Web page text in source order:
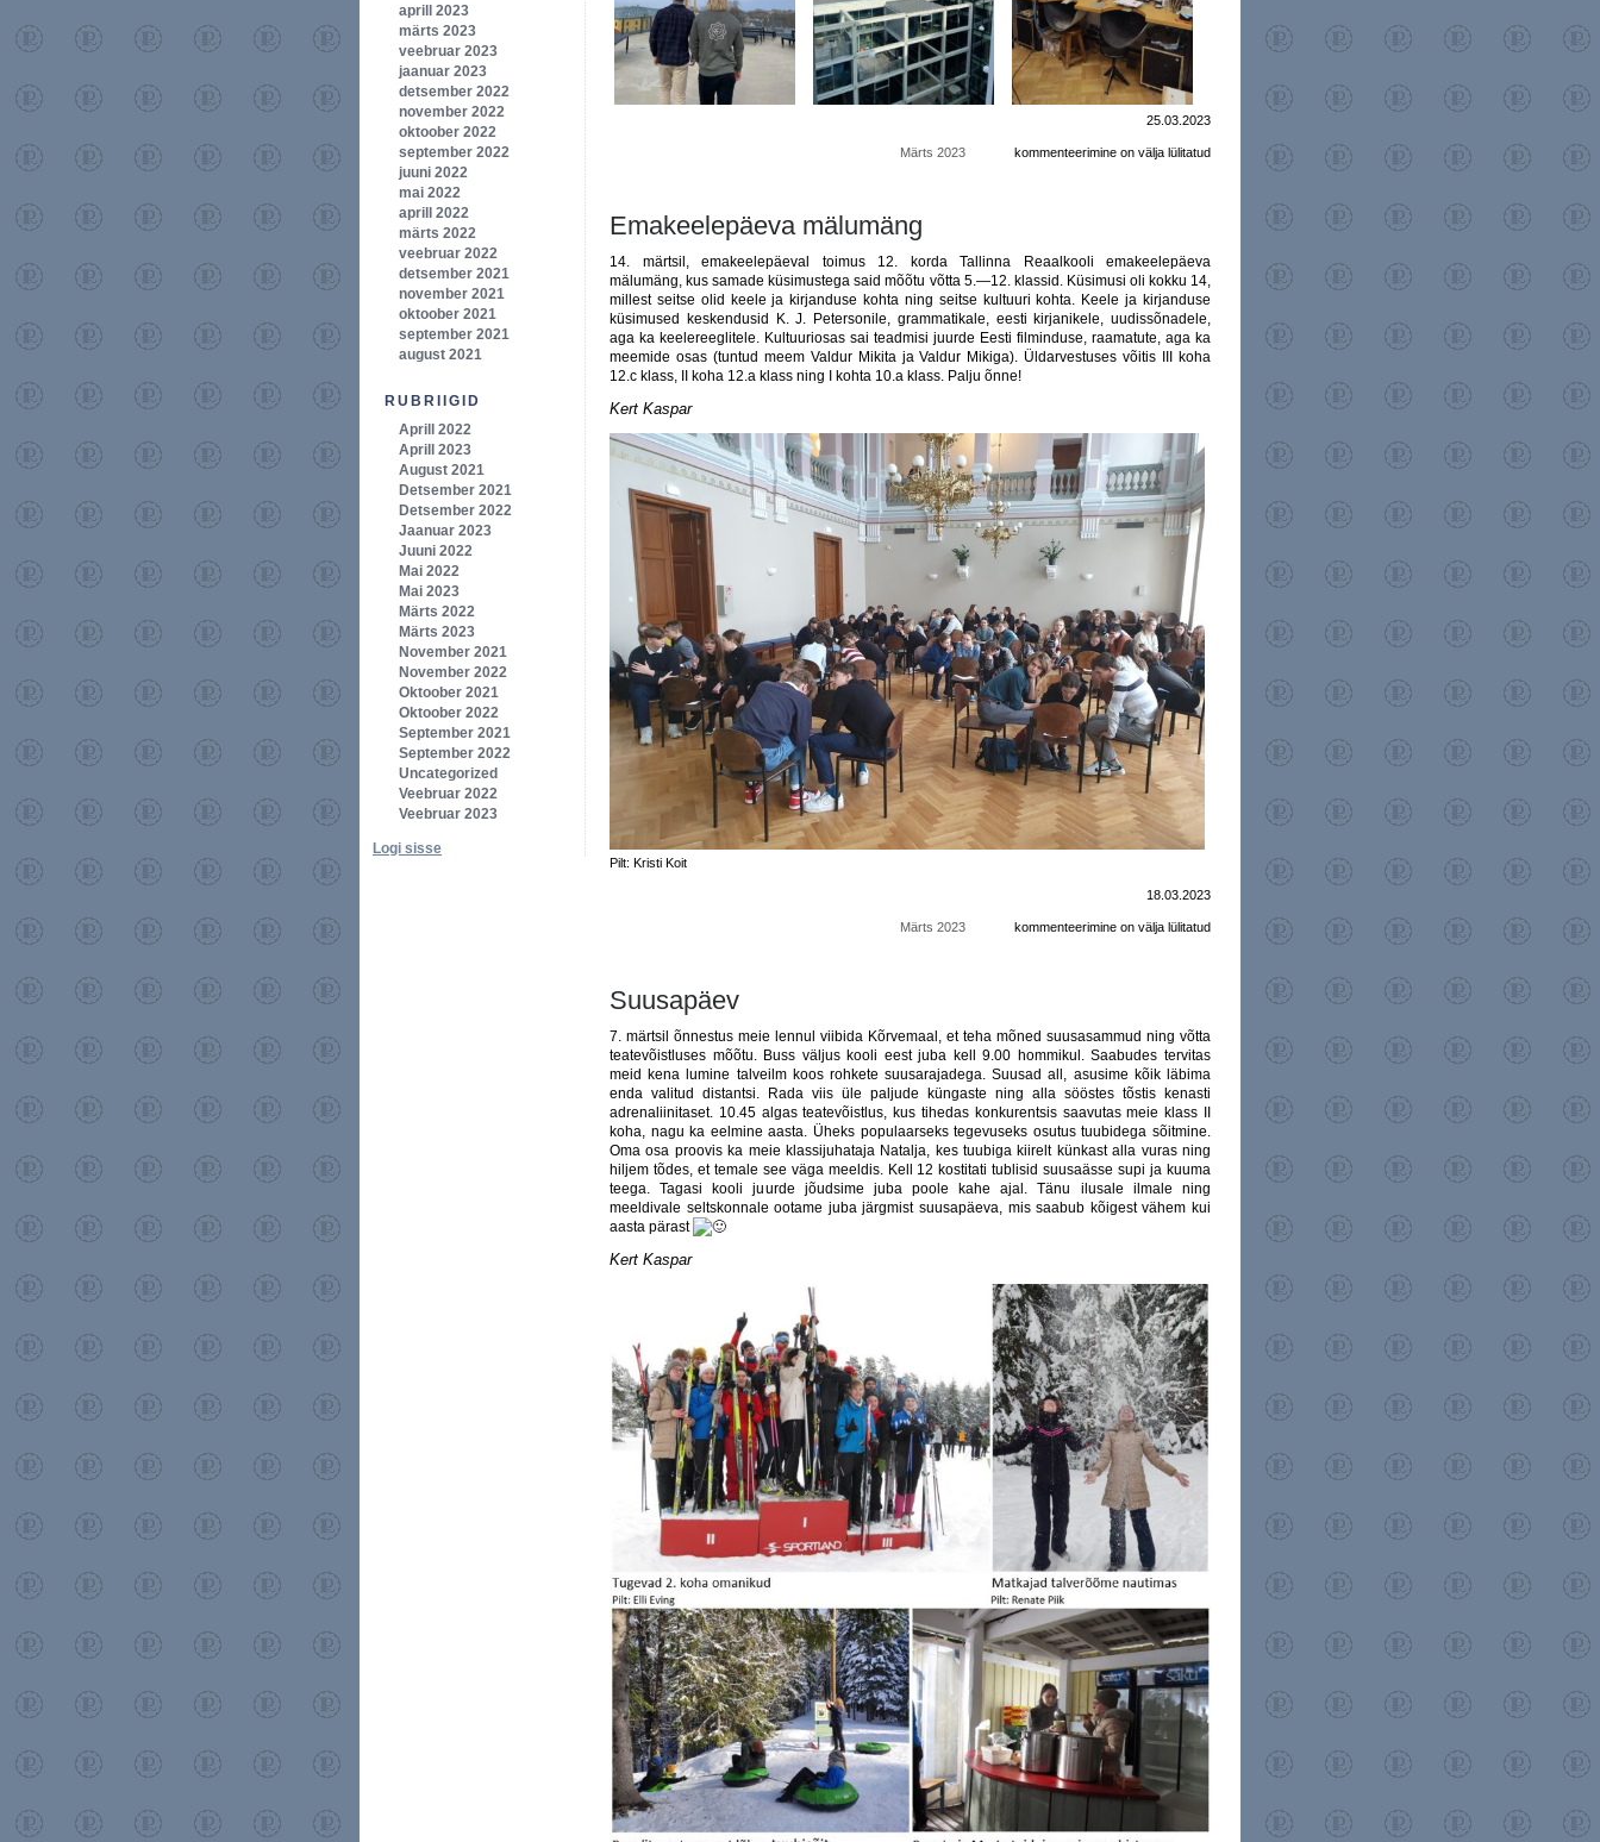
25.03.2023
Märts 2023
Külaskäik
kommenteerimine on välja lülitatud
Emakeelepäeva mälumäng
14. märtsil, emakeelepäeval toimus 12. korda Tallinna Reaalkooli emakeelepäeva
mälumäng, kus samade küsimustega said mõõtu võtta 5.—12. klassid. Küsimusi oli kokku 14,
millest seitse olid keele ja kirjanduse kohta ning seitse kultuuri kohta. Keele ja kirjanduse
küsimused keskendusid K. J. Petersonile, grammatikale, eesti kirjanikele, uudissõnadele,
aga ka keelereeglitele. Kultuuriosas sai teadmisi juurde Eesti filminduse, raamatute, aga ka
meemide osas (tuntud meem Valdur Mikita ja Valdur Mikiga). Üldarvestuses võitis III koha
12.c klass, II koha 12.a klass ning I kohta 10.a klass. Palju õnne!
Kert Kaspar
Pilt: Kristi Koit
18.03.2023
Märts 2023
Emakeelepäeva
kommenteerimine on välja lülitatud
Suusapäev
7. märtsil õnnestus meie lennul viibida Kõrvemaal, et teha mõned suusasammud ning võtta
teatevõistluses mõõtu. Buss väljus kooli eest juba kell 9.00 hommikul. Saabudes tervitas
meid kena lumine talveilm koos rohkete suusarajadega. Suusad all, asusime kõik läbima
enda valitud distantsi. Rada viis üle paljude küngaste ning alla sööstes tõstis kenasti
adrenaliinitaset. 10.45 algas teatevõistlus, kus tihedas konkurentsis saavutas meie klass II
koha, nagu ka eelmine aasta. Üheks populaarseks tegevuseks osutus tuubidega sõitmine.
Oma osa proovis ka meie klassijuhataja Natalja, kes tuubiga kiirelt künkast alla vuras ning
hiljem tõdes, et temale see väga meeldis. Kell 12 kostitati tublisid suusaässe supi ja kuuma
teega. Tagasi kooli juurde jõudsime juba poole kahe ajal. Tänu ilusale ilmale ning
meeldivale seltskonnale ootame juba järgmist suusapäeva, mis saabub kõigest vähem kui
aasta pärast
Kert Kaspar
aprill 2023
märts 2023
veebruar 2023
jaanuar 2023
detsember 2022
november 2022
oktoober 2022
september 2022
juuni 2022
mai 2022
aprill 2022
märts 2022
veebruar 2022
detsember 2021
november 2021
oktoober 2021
september 2021
august 2021
RUBRIIGID
Aprill 2022
Aprill 2023
August 2021
Detsember 2021
Detsember 2022
Jaanuar 2023
Juuni 2022
Mai 2022
Mai 2023
Märts 2022
Märts 2023
November 2021
November 2022
Oktoober 2021
Oktoober 2022
September 2021
September 2022
Uncategorized
Veebruar 2022
Veebruar 2023
Logi sisse